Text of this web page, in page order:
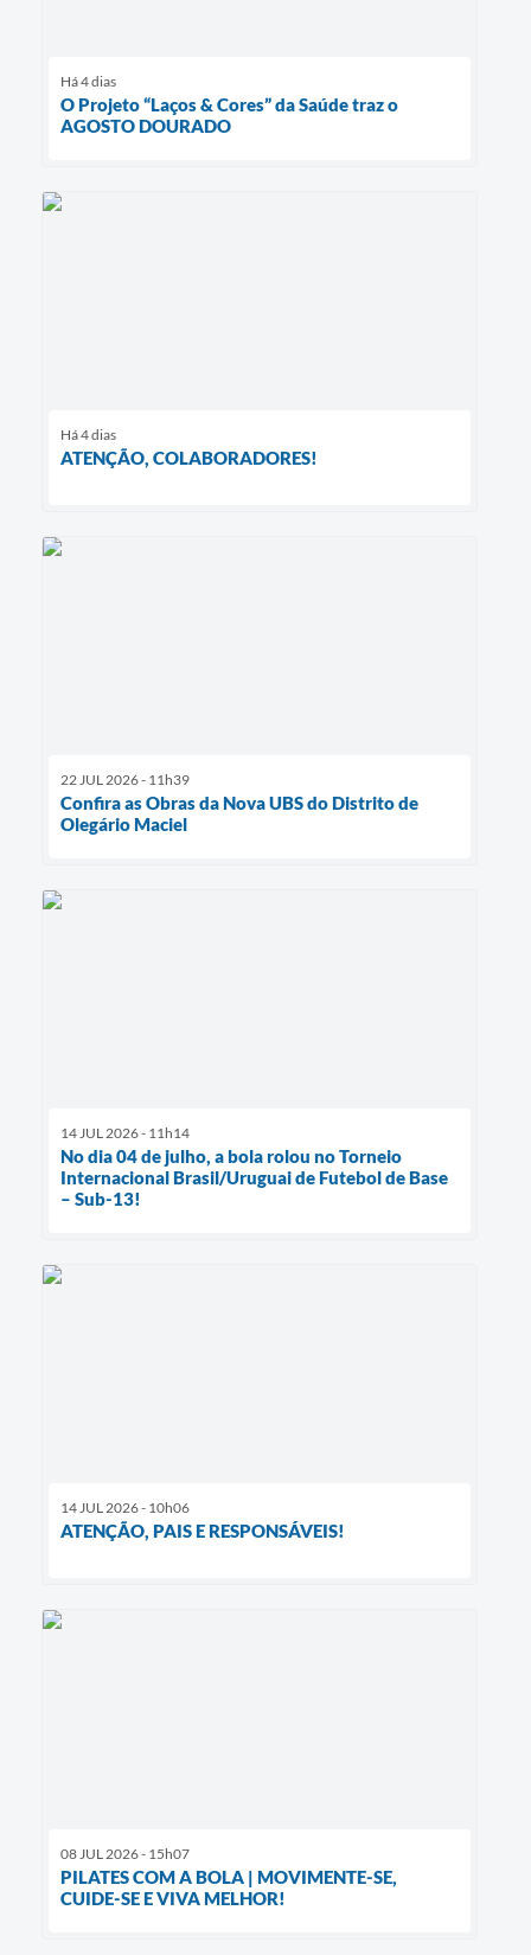
Há 4 dias
O Projeto “Laços & Cores” da Saúde traz o
AGOSTO DOURADO
Há 4 dias
ATENÇÃO, COLABORADORES!
22 JUL 2026 - 11h39
Confira as Obras da Nova UBS do Distrito de
Olegário Maciel
14 JUL 2026 - 11h14
No dia 04 de julho, a bola rolou no Torneio
Internacional Brasil/Uruguai de Futebol de Base
– Sub-13!
14 JUL 2026 - 10h06
ATENÇÃO, PAIS E RESPONSÁVEIS!
08 JUL 2026 - 15h07
PILATES COM A BOLA | MOVIMENTE-SE,
CUIDE-SE E VIVA MELHOR!